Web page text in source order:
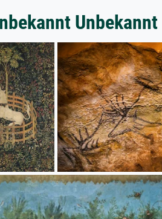
Unbekannt